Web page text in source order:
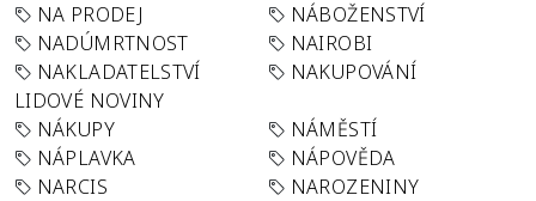
NA PRODEJ
NÁBOŽENSTVÍ
NADÚMRTNOST
NAIROBI
NAKLADATELSTVÍ
LIDOVÉ NOVINY
NAKUPOVÁNÍ
NÁKUPY
NÁMĚSTÍ
NÁPLAVKA
NÁPOVĚDA
NARCIS
NAROZENINY